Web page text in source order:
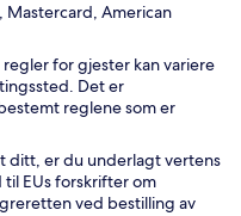
Mastercard, American
for gjester kan variere
Det er
reglene som er
ditt, er du underlagt vertens
EUs forskrifter om
ved bestilling av